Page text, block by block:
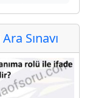
Sınavı